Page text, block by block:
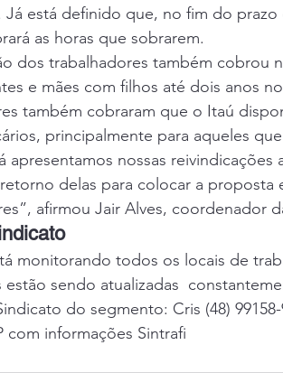
Já está definido que, no fim do
as horas que sobrarem.
dos trabalhadores também cobrou
e mães com filhos até dois anos
também cobraram que o Itaú
principalmente para aqueles
apresentamos nossas reivindicações
delas para colocar a proposta
afirmou Jair Alves, coordenador
monitorando todos os locais de
estão sendo atualizadas
do segmento: Cris (48) 99158-
com informações Sintrafi